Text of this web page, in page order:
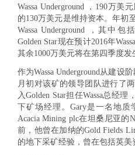
Wassa Underground ，190万
的130万美元是维持资本。年初
Wassa Underground ，其中
Golden Star现在预计2016年
其余1000万美元将在第四季度发
作为Wassa Underground从建设
月初对该矿的领导团队进行了
入Golden Star担任Wassa总经理
下矿场经理。Gary是一名地
Acacia Mining plc在坦桑尼亚的
前，他曾在加纳的Gold Fields
的地下采矿经验，曾在包括英美